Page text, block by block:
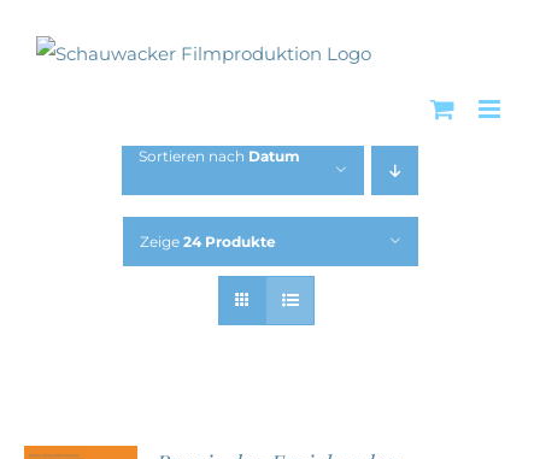
Inhalt
Sortieren nach Datum
Zeige 24 Produkte